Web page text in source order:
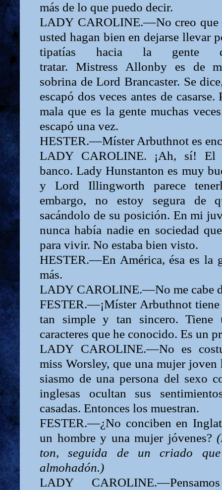
más de lo que puedo decir.
LADY CAROLINE.––No creo
usted hagan bien en dejarse llevar
tipatías hacia la gente
tratar. Mistress Allonby es de
sobrina deLordBrancaster. Se
escapó dos veces antes de
mala que es la gente muchas
escapó una vez.
HESTER.––Míster Arbuthnot es
LADY CAROLINE. ¡Ah, sí! El
banco.LadyHunstanton es muy
y Lord Illingworth parece
embargo, no estoy segura de
sacándolo de su posición. En mi
nunca había nadie en socie­dad
para vivir. No estaba bien visto.
HESTER.––En América, ésa es la
más.
LADY CAROLINE.––No me cabe
FESTER.––¡Míster Arbuthnot
tan simple y tan sincero. Tiene
caracteres que he conocido. Es un
LADY CAROLINE.––No es
miss Worsley, que una mujer
siasmo de una persona del sexo
inglesas ocultan sus
casadas. Entonces los muestran.
FESTER.––¿No conciben en
un hombre y una mujer jóvenes?
ton, seguida de un criado
almohadón.)
LADY